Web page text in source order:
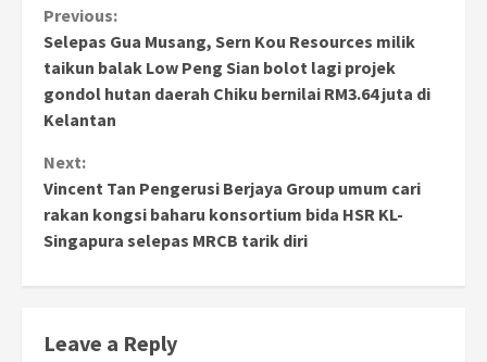
Continue
Reading
Previous:
Selepas Gua Musang, Sern Kou Resources milik
taikun balak Low Peng Sian bolot lagi projek
gondol hutan daerah Chiku bernilai RM3.64 juta di
Kelantan
Next:
Vincent Tan Pengerusi Berjaya Group umum cari
rakan kongsi baharu konsortium bida HSR KL-
Singapura selepas MRCB tarik diri
Leave a Reply